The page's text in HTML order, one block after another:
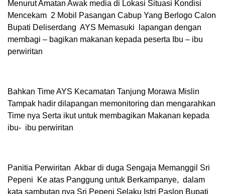
Menurut Amatan Awak media di Lokasi Situasi Kondisi
Mencekam 2 Mobil Pasangan Cabup Yang Berlogo Calon
Bupati Deliserdang AYS Memasuki lapangan dengan
membagi – bagikan makanan kepada peserta Ibu – ibu
perwiritan
Bahkan Time AYS Kecamatan Tanjung Morawa Mislin
Tampak hadir dilapangan memonitoring dan mengarahkan
Time nya Serta ikut untuk membagikan Makanan kepada
ibu- ibu perwiritan
Panitia Perwiritan Akbar di duga Sengaja Memanggil Sri
Pepeni Ke atas Panggung untuk Berkampanye, dalam
kata sambutan nya Sri Pepeni Selaku Istri Paslon Bupati